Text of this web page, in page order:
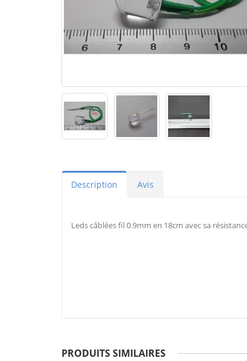
Description Avis
Leds câblées fil 0.9mm en 18cm avec sa
PRODUITS SIMILAIRES